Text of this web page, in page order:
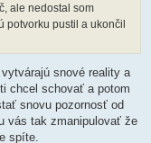
ale nedostal som
potvorku pustil a ukončil
snové reality a
chcel schovať a potom
snovu pozornosť od
vás tak zmanipulovať že
spíte.